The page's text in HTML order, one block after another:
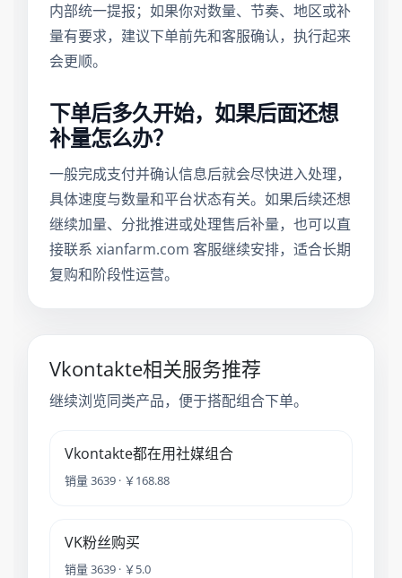
内部统一提报；如果你对数量、节奏、地区或补
量有要求，建议下单前先和客服确认，执行起来
会更顺。
下单后多久开始，如果后面还想
补量怎么办？
一般完成支付并确认信息后就会尽快进入处理，
具体速度与数量和平台状态有关。如果后续还想
继续加量、分批推进或处理售后补量，也可以直
接联系 xianfarm.com 客服继续安排，适合长期
复购和阶段性运营。
Vkontakte相关服务推荐
继续浏览同类产品，便于搭配组合下单。
Vkontakte都在用社媒组合
销量 3639 · ￥168.88
VK粉丝购买
销量 3639 · ￥5.0